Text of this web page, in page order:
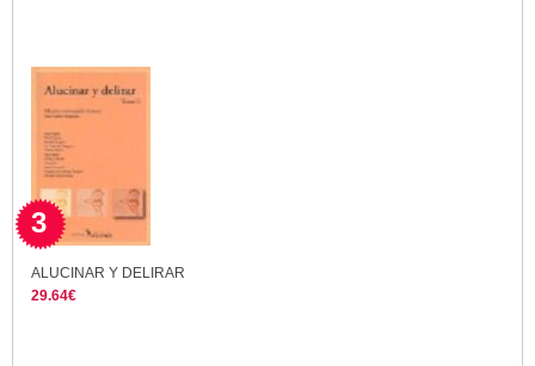
3
ALUCINAR Y DELIRAR
29.64€